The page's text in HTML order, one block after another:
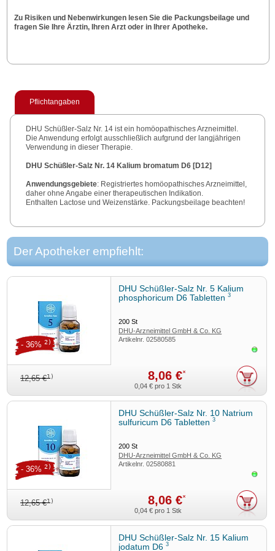
Zu Risiken und Nebenwirkungen lesen Sie die Packungsbeilage und
fragen Sie Ihre Ärztin, Ihren Arzt oder in Ihrer Apotheke.
Pflichtangaben
DHU Schüßler-Salz Nr. 14 ist ein homöopathisches Arzneimittel.
Die Anwendung erfolgt ausschließlich aufgrund der langjährigen
Verwendung in dieser Therapie.
DHU Schüßler-Salz Nr. 14 Kalium bromatum D6 [D12]
Anwendungsgebiete: Registriertes homöopathisches Arzneimittel,
daher ohne Angabe einer therapeutischen Indikation.
Enthalten Lactose und Weizenstärke. Packungsbeilage beachten!
Deutsche Homöopathie-Union DHU-Arzneimittel GmbH & Co. KG,
Karlsruhe
Der Apotheker empfiehlt:
DHU Schüßler-Salz Nr. 5 Kalium
phosphoricum D6 Tabletten3
200St
DHU-Arzneimittel GmbH & Co. KG
Artikelnr.02580585
12,65 €1) 8,06 €*
- 36% 2)
0,04 € pro 1 Stk
DHU Schüßler-Salz Nr. 10 Natrium
sulfuricum D6 Tabletten3
200St
DHU-Arzneimittel GmbH & Co. KG
Artikelnr.02580881
12,65 €1) 8,06 €*
- 36% 2)
0,04 € pro 1 Stk
DHU Schüßler-Salz Nr. 15 Kalium
jodatum D63